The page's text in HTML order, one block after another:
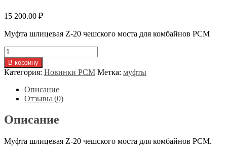
15 200.00 ₽
Муфта шлицевая Z-20 чешского моста для комбайнов РСМ
Количество
товара
Муфта
шлицевая
В корзину
Категория: Новинки РСМ Метка: муфты
Описание
Отзывы (0)
Описание
Муфта шлицевая Z-20 чешского моста для комбайнов РСМ.